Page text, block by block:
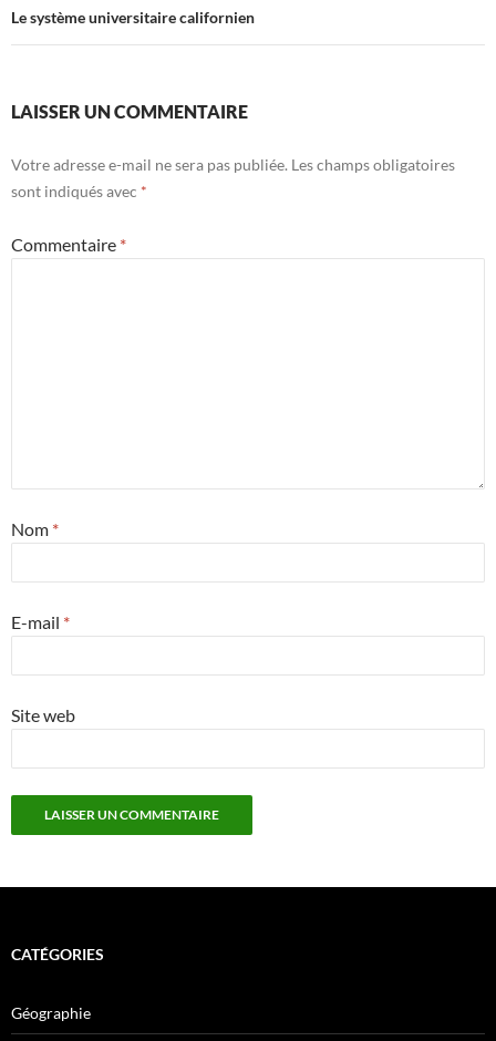
Le système universitaire californien
LAISSER UN COMMENTAIRE
Votre adresse e-mail ne sera pas publiée. Les champs obligatoires
sont indiqués avec *
Commentaire *
Nom *
E-mail *
Site web
CATÉGORIES
Géographie